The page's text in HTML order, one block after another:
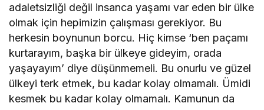
adaletsizliği değil insanca yaşamı var eden bir ülke
olmak için hepimizin çalışması gerekiyor. Bu
herkesin boynunun borcu. Hiç kimse ‘ben paçamı
kurtarayım, başka bir ülkeye gideyim, orada
yaşayayım’ diye düşünmemeli. Bu onurlu ve güzel
ülkeyi terk etmek, bu kadar kolay olmamalı. Ümidi
kesmek bu kadar kolay olmamalı. Kamunun da